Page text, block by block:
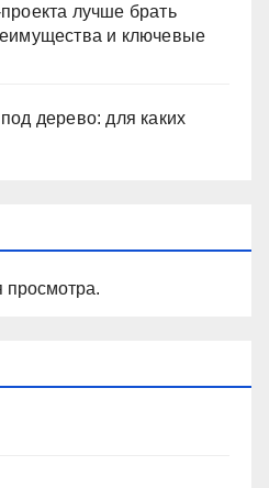
лучше брать
и ключевые
дерево: для каких
просмотра.